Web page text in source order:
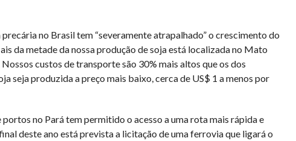
no Brasil tem “severamente atrapalhado” o crescimento do
da metade da nossa produção de soja está localizada no Mato
custos de transporte são 30% mais altos que os dos
seja produzida a preço mais baixo, cerca de US$ 1 a menos por
no Pará tem permitido o acesso a uma rota mais rápida e
deste ano está prevista a licitação de uma ferrovia que ligará o